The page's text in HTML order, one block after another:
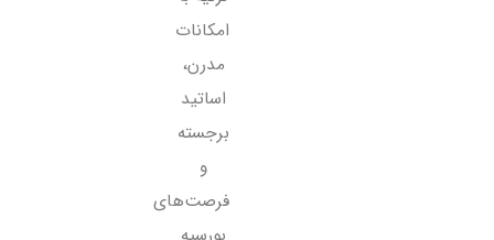
امکانات
مدرن،
اساتید
برجسته
و
فرصت‌های